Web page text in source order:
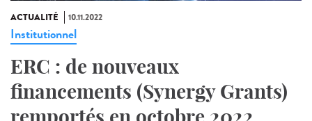
ACTUALITÉ 10.11.2022
Institutionnel
ERC : de nouveaux
financements (Synergy Grants)